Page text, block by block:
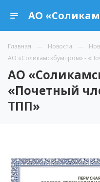
Главная Новости
АО «Соликамскбумпром» -
АО
«Почетный
ТПП»